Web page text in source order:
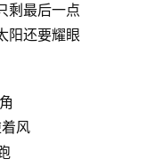
剩最后一点
阳还要耀眼
风